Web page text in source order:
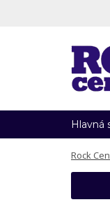
Hlavná
Rock